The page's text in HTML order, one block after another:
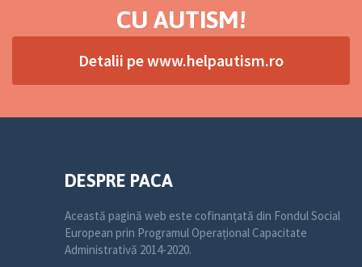
CU AUTISM!
Detalii pe www.helpautism.ro
DESPRE PACA
Această pagină web este cofinanțată din Fondul Social
European prin Programul Operațional Capacitate
Administrativă 2014-2020.